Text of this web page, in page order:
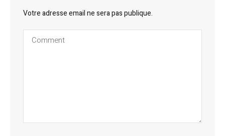
Votre adresse email ne sera pas publique.